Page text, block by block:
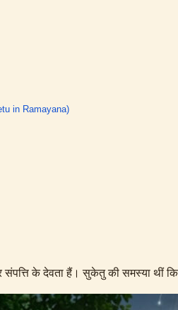
in Ramayana)
के देवता हैं। सुकेतु की समस्या थीं